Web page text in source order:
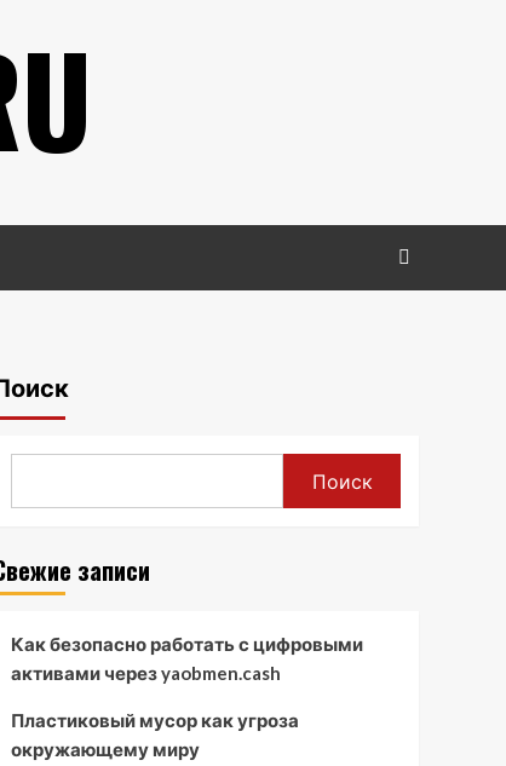
Поиск
записи
Как безопасно работать с цифровыми
активами через yaobmen.cash
Пластиковый мусор как угроза
окружающему миру